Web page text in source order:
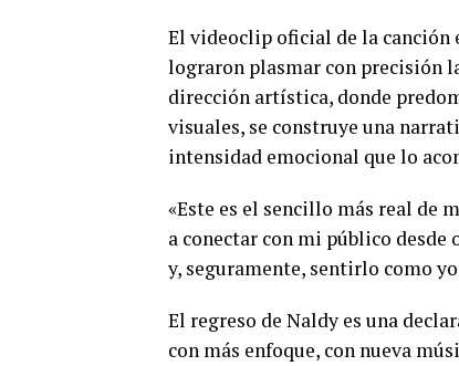
El videoclip oficial de la canción
lograron plasmar con precisión
dirección artística, donde
visuales, se construye una
intensidad emocional que lo
«Este es el sencillo más real de
a conectar con mi público desde
y, seguramente, sentirlo como
El regreso de Naldy es una
con más enfoque, con nueva